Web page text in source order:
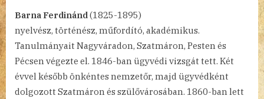
Barna Ferdinánd(1825-1895)
nyelvész, történész, műfordító, akadémikus.
Tanulmányait Nagyváradon, Szatmáron, Pesten és
Pécsen végezte el. 1846-ban ügyvédi vizsgát tett. Két
évvel később önkéntes nemzetőr, majd ügyvédként
dolgozott Szatmáron és szülővárosában. 1860-ban lett